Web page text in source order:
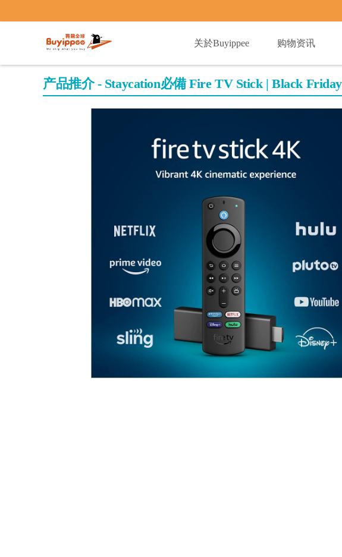
关於Buyippee
购物资讯
产品推介 - Staycation必備 Fire TV Stick | Black